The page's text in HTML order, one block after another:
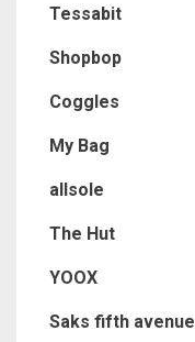
Tessabit
Shopbop
Coggles
My Bag
allsole
The Hut
YOOX
Saks fifth avenue